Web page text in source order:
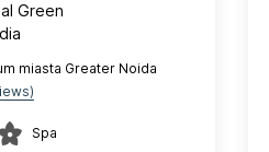
Green
miasta Greater Noida
Spa